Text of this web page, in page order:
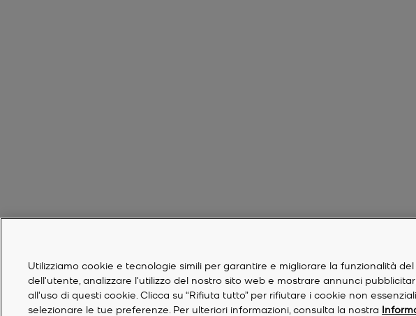
Utilizziamo cookie e tecnologie simili per garantire e migliorare la funzionalità
dell'utente, analizzare l'utilizzo del nostro sito web e mostrare annunci
all'uso di questi cookie. Clicca su “Rifiuta tutto” per rifiutare i cookie non
selezionare le tue preferenze. Per ulteriori informazioni, consulta la nostra